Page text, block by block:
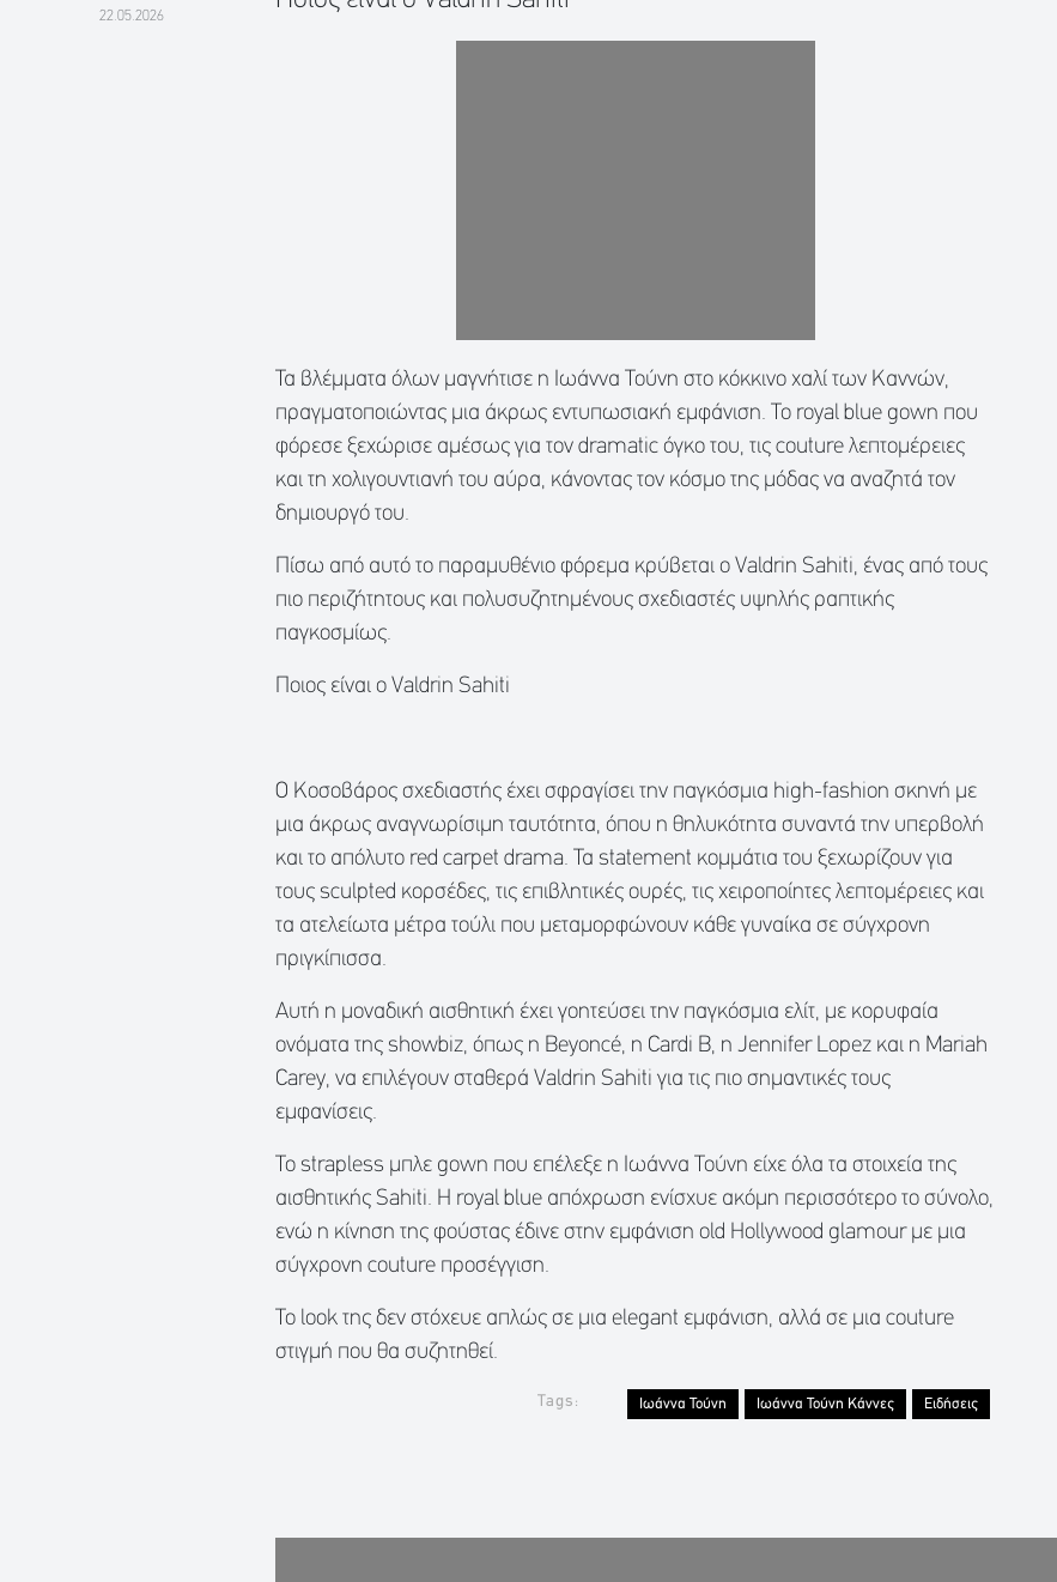
22.05.2026
Τα βλέμματα όλων μαγνήτισε η Ιωάννα Τούνη στο κόκκινο χαλί των Καννών,
πραγματοποιώντας μια άκρως εντυπωσιακή εμφάνιση. Το royal blue gown που
φόρεσε ξεχώρισε αμέσως για τον dramatic όγκο του, τις couture λεπτομέρειες
και τη χολιγουντιανή του αύρα, κάνοντας τον κόσμο της μόδας να αναζητά τον
δημιουργό του.
Πίσω από αυτό το παραμυθένιο φόρεμα κρύβεται ο Valdrin Sahiti, ένας από τους
πιο περιζήτητους και πολυσυζητημένους σχεδιαστές υψηλής ραπτικής
παγκοσμίως.
Ποιος είναι ο Valdrin Sahiti
Ο Κοσοβάρος σχεδιαστής έχει σφραγίσει την παγκόσμια high-fashion σκηνή με
μια άκρως αναγνωρίσιμη ταυτότητα, όπου η θηλυκότητα συναντά την υπερβολή
και το απόλυτο red carpet drama. Τα statement κομμάτια του ξεχωρίζουν για
τους sculpted κορσέδες, τις επιβλητικές ουρές, τις χειροποίητες λεπτομέρειες και
τα ατελείωτα μέτρα τούλι που μεταμορφώνουν κάθε γυναίκα σε σύγχρονη
πριγκίπισσα.
Αυτή η μοναδική αισθητική έχει γοητεύσει την παγκόσμια ελίτ, με κορυφαία
ονόματα της showbiz, όπως η Beyoncé, η Cardi B, η Jennifer Lopez και η Mariah
Carey, να επιλέγουν σταθερά Valdrin Sahiti για τις πιο σημαντικές τους
εμφανίσεις.
Το strapless μπλε gown που επέλεξε η Ιωάννα Τούνη είχε όλα τα στοιχεία της
αισθητικής Sahiti. Η royal blue απόχρωση ενίσχυε ακόμη περισσότερο το σύνολο,
ενώ η κίνηση της φούστας έδινε στην εμφάνιση old Hollywood glamour με μια
σύγχρονη couture προσέγγιση.
Το look της δεν στόχευε απλώς σε μια elegant εμφάνιση, αλλά σε μια couture
στιγμή που θα συζητηθεί.
Tags: Ιωάννα Τούνη Ιωάννα Τούνη Κάννες Ειδήσεις